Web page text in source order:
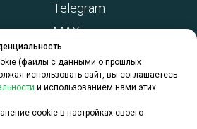
(файлы с данными о прошлых
использовать сайт, вы соглашаетесь
и использованием нами этих
cookie в настройках своего
Telegram
MAX